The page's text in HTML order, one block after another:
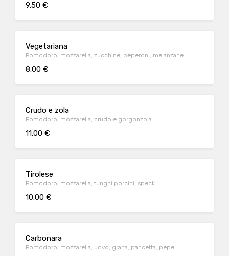
9.50 €
Vegetariana
Pomodoro, mozzarella, zucchine, peperoni, melanzane
8.00 €
Crudo e zola
Pomodoro, mozzarella, crudo e gorgonzola
11.00 €
Tirolese
Pomodoro, mozzarella, funghi porcini, speck
10.00 €
Carbonara
Pomodoro, mozzarella, uovo, grana, pancetta, pepe